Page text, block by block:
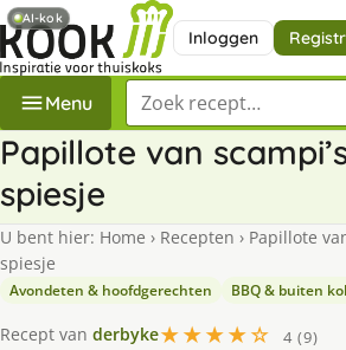
Inloggen
Menu Zoek een recept
Papillote van
spiesje
U bent hier: Home › Recepten › Papillote
spiesje
Avondeten & hoofdgerechten BBQ & buiten
Recept van derbyke★★★★☆
4 (9)
AI-kok